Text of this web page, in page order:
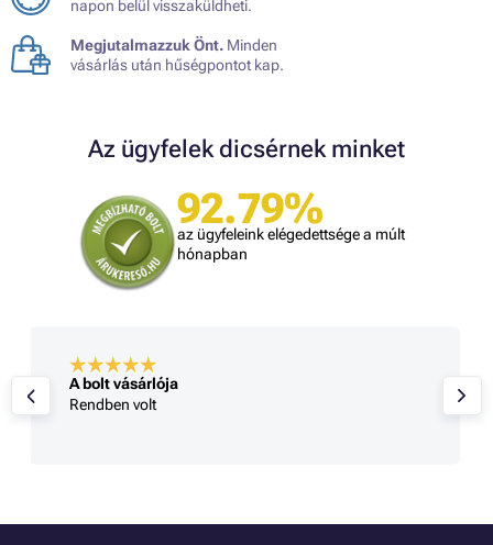
napon belül visszaküldheti.
Megjutalmazzuk Önt. Minden
vásárlás után hűségpontot kap.
Az ügyfelek dicsérnek minket
92.79%
az ügyfeleink elégedettsége a múlt
hónapban
A bolt vásárlója
Rendben volt